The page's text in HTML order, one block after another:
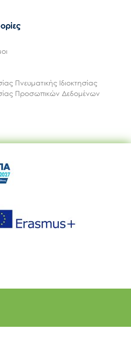
Πνευματικής Ιδιοκτησίας
Προσωπικών Δεδομένων